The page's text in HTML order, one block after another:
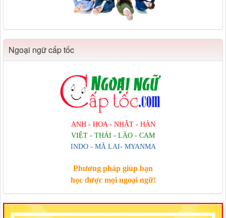
Ngoại ngữ cấp tốc
ANH - HOA - NHẬT - HÀN
VIỆT - THÁI - LÀO - CAM
INDO - MÃ LAI- MYANMA
Phương pháp giúp bạn
học được mọi ngoại ngữ!